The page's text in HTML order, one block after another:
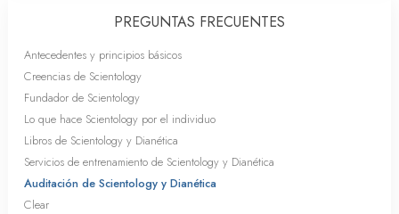
PREGUNTAS FRECUENTES
Antecedentes y principios básicos
Creencias de Scientology
Fundador de Scientology
Lo que hace Scientology por el individuo
Libros de Scientology y Dianética
Servicios de entrenamiento de Scientology y Dianética
Auditación de Scientology y Dianética
Clear